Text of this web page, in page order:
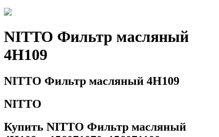
NITTO Фильтр масляный
4H109
NITTO Фильтр масляный 4H109
NITTO
Купить NITTO Фильтр масляный